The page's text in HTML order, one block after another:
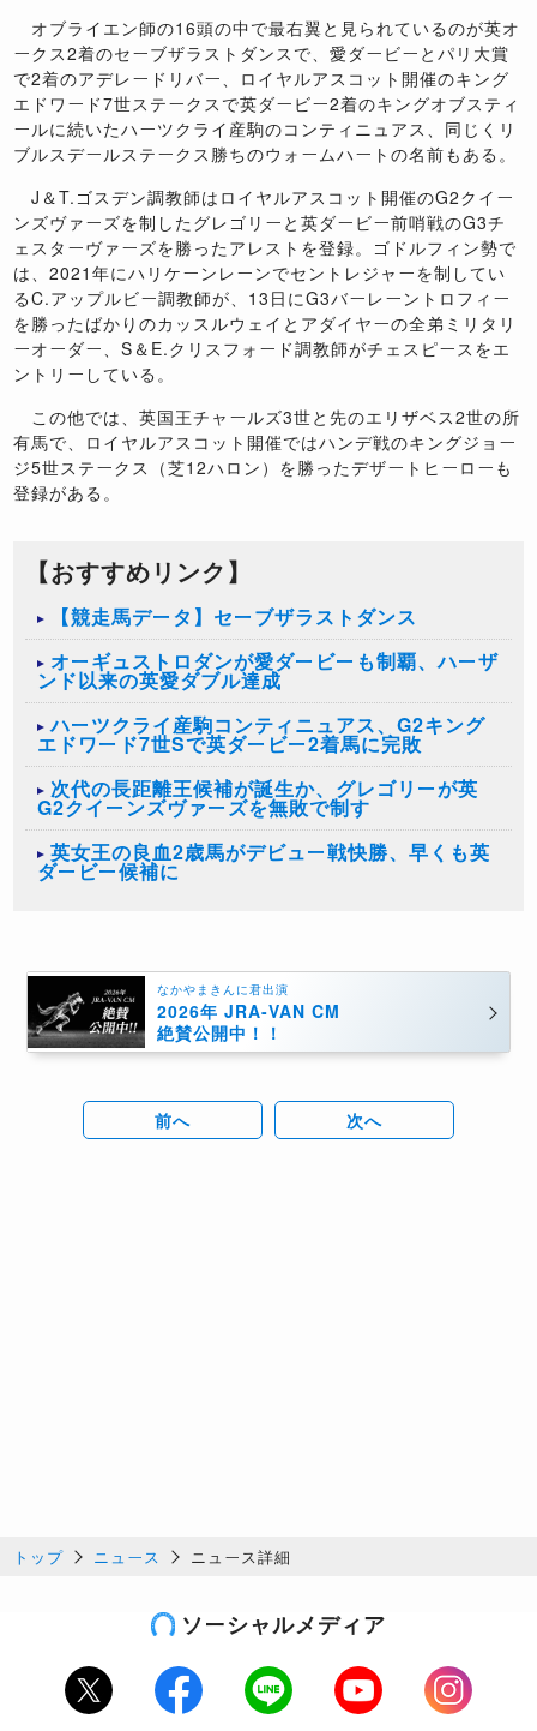
オブライエン師の16頭の中で最右翼と見られているのが英オ
ークス2着のセーブザラストダンスで、愛ダービーとパリ大賞
で2着のアデレードリバー、ロイヤルアスコット開催のキング
エドワード7世ステークスで英ダービー2着のキングオブスティ
ールに続いたハーツクライ産駒のコンティニュアス、同じくリ
ブルスデールステークス勝ちのウォームハートの名前もある。
J＆T.ゴスデン調教師はロイヤルアスコット開催のG2クイー
ンズヴァーズを制したグレゴリーと英ダービー前哨戦のG3チ
ェスターヴァーズを勝ったアレストを登録。ゴドルフィン勢で
は、2021年にハリケーンレーンでセントレジャーを制してい
るC.アップルビー調教師が、13日にG3バーレーントロフィー
を勝ったばかりのカッスルウェイとアダイヤーの全弟ミリタリ
ーオーダー、S＆E.クリスフォード調教師がチェスピースをエ
ントリーしている。
この他では、英国王チャールズ3世と先のエリザベス2世の所
有馬で、ロイヤルアスコット開催ではハンデ戦のキングジョー
ジ5世ステークス（芝12ハロン）を勝ったデザートヒーローも
登録がある。
【おすすめリンク】
【競走馬データ】セーブザラストダンス
オーギュストロダンが愛ダービーも制覇、ハーザ
ンド以来の英愛ダブル達成
ハーツクライ産駒コンティニュアス、G2キング
エドワード7世Sで英ダービー2着馬に完敗
次代の長距離王候補が誕生か、グレゴリーが英
G2クイーンズヴァーズを無敗で制す
英女王の良血2歳馬がデビュー戦快勝、早くも英
ダービー候補に
なかやまきんに君出演
2026年 JRA-VAN CM
絶賛公開中！！
前へ 次へ
トップ ニュース ニュース詳細
ソーシャルメディア
Twitter Facebook LINE Youtube Instagram